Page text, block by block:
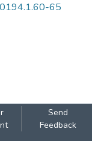
65
Send
Feedback